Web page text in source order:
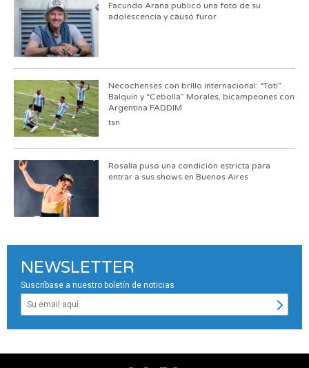
Facundo Arana publicó una foto de su
adolescencia y causó furor
Necochenses con brillo internacional: “Toti”
Balquín y “Cebolla” Morales, bicampeones con
Argentina FADDIM
tsn
Rosalía puso una condición estricta para
entrar a sus shows en Buenos Aires
NEWSLETTER
Suscríbase a nuestro boletín de noticias